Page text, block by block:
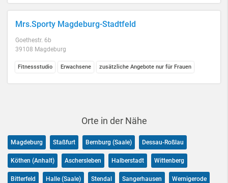
Mrs.Sporty Magdeburg-Stadtfeld
Goethestr. 6b
39108 Magdeburg
Fitnessstudio Erwachsene zusätzliche Angebote nur für Frauen
Orte in der Nähe
Magdeburg Staßfurt Bernburg (Saale) Dessau-Roßlau
Köthen (Anhalt) Aschersleben Halberstadt Wittenberg
Bitterfeld Halle (Saale) Stendal Sangerhausen Wernigerode